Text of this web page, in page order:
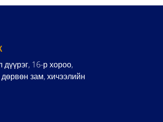
16-р хороо,
зам, хичээлийн